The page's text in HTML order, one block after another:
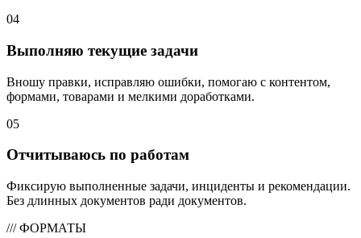
04
Выполняю текущие задачи
Вношу правки, исправляю ошибки, помогаю с контентом,
формами, товарами и мелкими доработками.
05
Отчитываюсь по работам
Фиксирую выполненные задачи, инциденты и рекомендации.
Без длинных документов ради документов.
/// ФОРМАТЫ